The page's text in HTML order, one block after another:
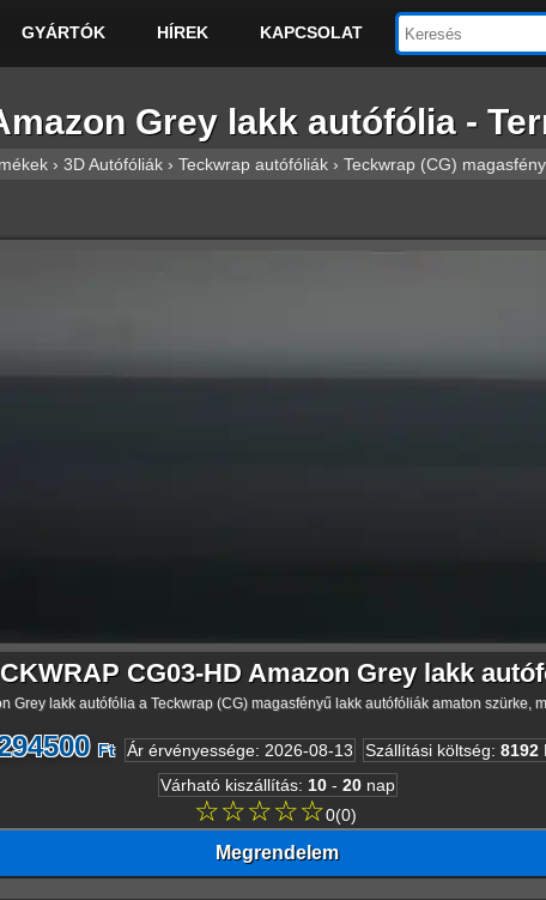
GYÁRTÓK HÍREK KAPCSOLAT
Grey lakk autófólia -
› 3D Autófóliák › Teckwrap autófóliák › Teckwrap (CG)
CG03-HD Amazon Grey lakk
Grey lakk autófólia a Teckwrap (CG) magasfényű lakk autófóliák amaton szürke,
Ft Ár érvényessége: 2026-08-13 Szállítási költség: 8192
Várható kiszállítás: 10- 20 nap
☆☆☆☆☆0(0)
Megrendelem